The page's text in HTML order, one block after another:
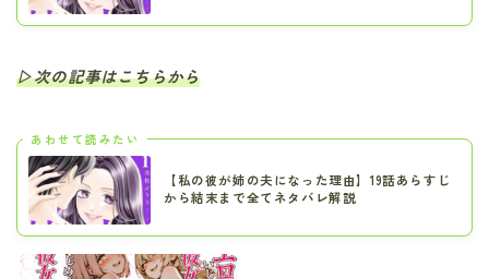
▷次の記事はこちらから
あわせて読みたい
【私の彼が姉の夫になった理由】19話あらすじ
から結末まで全てネタバレ解説